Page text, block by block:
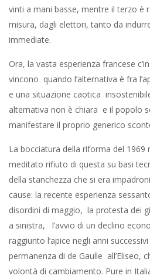
vinti a mani basse, mentre il terzo è
misura, dagli elettori, tanto da
immediate.
Ora, la vasta esperienza francese
vincono quando l’alternativa è fra
e una situazione caotica
alternativa non è chiara e il popolo
manifestare il proprio generico
La bocciatura della riforma del 1969
meditato rifiuto di questa su basi
della stanchezza che si era
cause: la recente esperienza
disordini di maggio, la protesta dei
a sinistra, l’avvio di un declino
raggiunto l’apice negli anni
permanenza di de Gaulle all’Eliseo,
volontà di cambiamento. Pure in